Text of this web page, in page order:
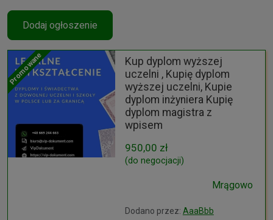
Dodaj ogłoszenie
Promowane
Kup dyplom wyższej
uczelni , Kupię dyplom
wyższej uczelni, Kupie
dyplom inżyniera Kupię
dyplom magistra z
wpisem
950,00 zł
(do negocjacji)
Mrągowo
Dodano przez: AaaBbb